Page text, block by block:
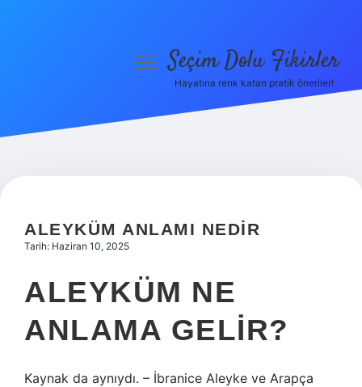
Hakkımızda
menüyüSeçim Dolu Fikirler
Hayatına renk katan pratik öneriler!
ALEYKÜM ANLAMI NEDIR
Tarih: Haziran 10, 2025
ALEYKÜM NE
ANLAMA GELIR?
Kaynak da aynıydı. – İbranice Aleyke ve Arapça